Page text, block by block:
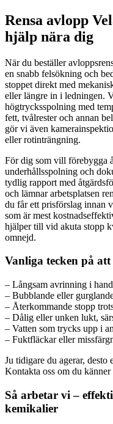
Rensa avlopp
hjälp nära dig
När du beställer
en snabb felsökning och
stoppet direkt med
eller längre in i ledningen.
högtrycksspolning med
fett, tvålrester och annan
gör vi även
eller rotinträngning.
För dig som vill förebygga
underhållsspolning och
tydlig rapport med
och lämnar arbetsplatsen
du får ett prisförslag innan
som är mest
hjälper till vid akuta stopp
omnejd.
Vanliga tecken på
– Långsam avrinning i
– Bubblande eller
– Återkommande stopp
– Dålig eller unken lukt,
– Vatten som trycks upp i
– Fuktfläckar eller
Ju tidigare du agerar,
Kontakta oss om du
Så arbetar vi –
kemikalier